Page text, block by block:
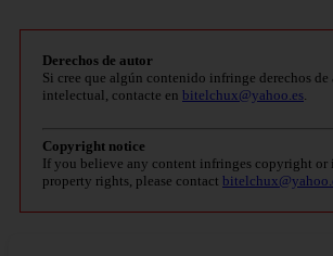
Derechos de autor
Si cree que algún contenido infringe derechos
intelectual, contacte en bitelchux@yahoo.es
Copyright notice
If you believe any content infringes copyright or
property rights, please contact